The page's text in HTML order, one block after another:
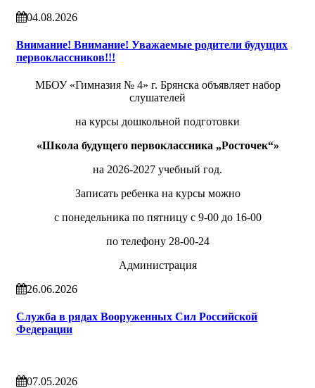
04.08.2026
Внимание! Внимание! Уважаемые родители будущих
первоклассников!!!
МБОУ «Гимназия № 4» г. Брянска объявляет набор
слушателей
на курсы дошкольной подготовки
«Школа будущего первоклассника „Росточек“»
на 2026-2027 учебный год.
Записать ребенка на курсы можно
с понедельника по пятницу с 9-00 до 16-00
по телефону 28-00-24
Администрация
26.06.2026
Служба в рядах Вооруженных Сил Российской
Федерации
07.05.2026